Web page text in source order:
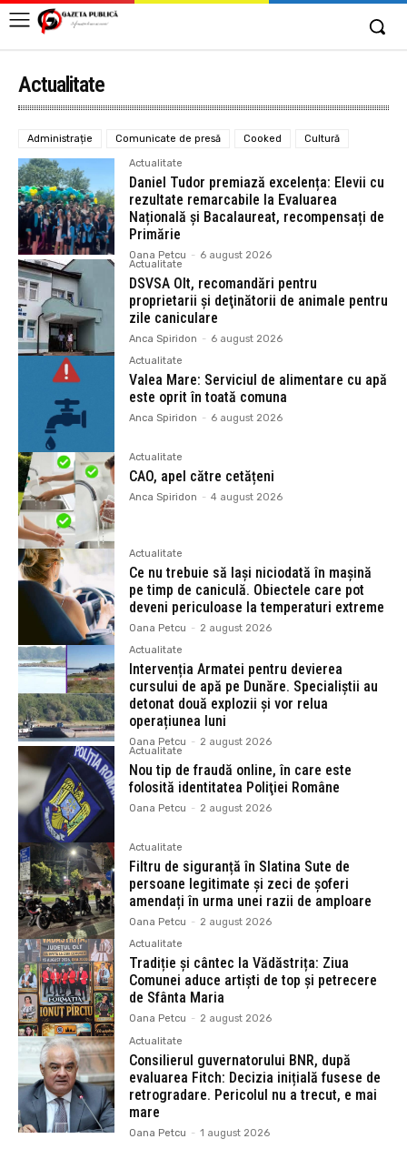
Actualitate
Administrație Comunicate de presă Cooked Cultură
Actualitate
Daniel Tudor premiază excelența: Elevii cu
rezultate remarcabile la Evaluarea
Națională și Bacalaureat, recompensați de
Primărie
Oana Petcu - 6 august 2026
Actualitate
DSVSA Olt, recomandări pentru
proprietarii şi deţinătorii de animale pentru
zile caniculare
Anca Spiridon - 6 august 2026
Actualitate
Valea Mare: Serviciul de alimentare cu apă
este oprit în toată comuna
Anca Spiridon - 6 august 2026
Actualitate
CAO, apel către cetățeni
Anca Spiridon - 4 august 2026
Actualitate
Ce nu trebuie să lași niciodată în mașină
pe timp de caniculă. Obiectele care pot
deveni periculoase la temperaturi extreme
Oana Petcu - 2 august 2026
Actualitate
Intervenția Armatei pentru devierea
cursului de apă pe Dunăre. Specialiștii au
detonat două explozii și vor relua
operațiunea luni
Oana Petcu - 2 august 2026
Actualitate
Nou tip de fraudă online, în care este
folosită identitatea Poliţiei Române
Oana Petcu - 2 august 2026
Actualitate
Filtru de siguranță în Slatina Sute de
persoane legitimate și zeci de șoferi
amendați în urma unei razii de amploare
Oana Petcu - 2 august 2026
Actualitate
Tradiție și cântec la Vădăstrița: Ziua
Comunei aduce artiști de top și petrecere
de Sfânta Maria
Oana Petcu - 2 august 2026
Actualitate
Consilierul guvernatorului BNR, după
evaluarea Fitch: Decizia inițială fusese de
retrogradare. Pericolul nu a trecut, e mai
mare
Oana Petcu - 1 august 2026